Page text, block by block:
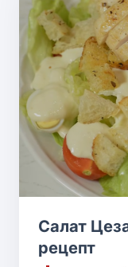
Салат
рецепт